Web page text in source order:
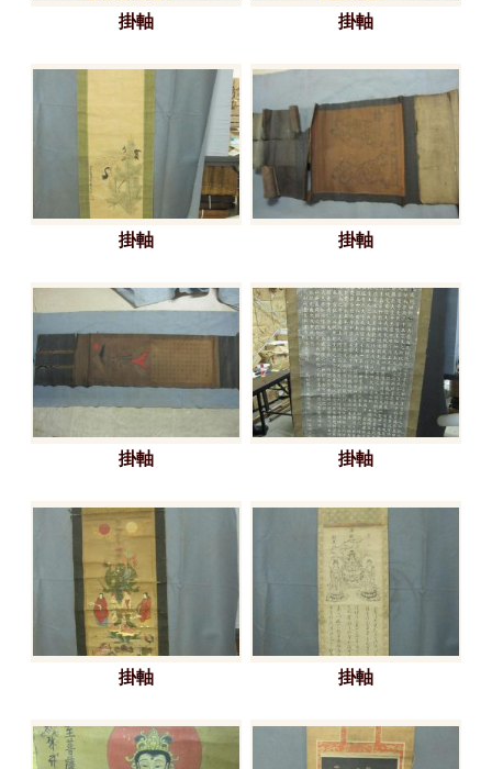
掛軸 掛軸
掛軸 掛軸
掛軸 掛軸
掛軸 掛軸